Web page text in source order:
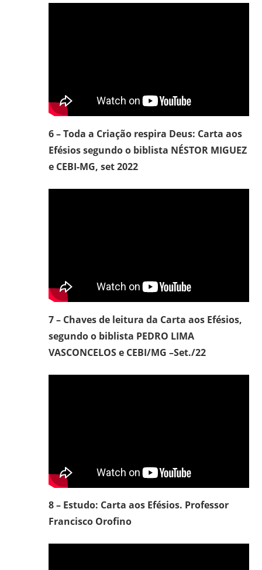
6 – Toda a Criação respira Deus: Carta aos
Efésios segundo o biblista NÉSTOR MIGUEZ
e CEBI-MG, set 2022
7 – Chaves de leitura da Carta aos Efésios,
segundo o biblista PEDRO LIMA
VASCONCELOS e CEBI/MG –Set./22
8 – Estudo: Carta aos Efésios. Professor
Francisco Orofino